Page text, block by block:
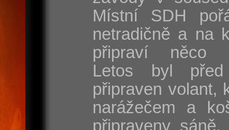
Místní SDH
netradičně a na
připraví něco
Letos byl před
připraven volant,
narážečem a
připraveny